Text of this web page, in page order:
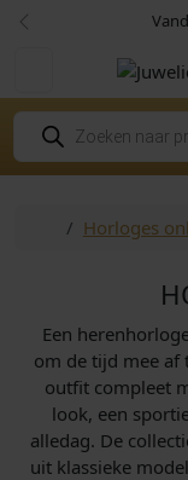
Skip to content
Skip to footer
Vorige
P
o
d
HomeHorloges
Een
om de tijd mee af
outfit compleet
look, een
alledag. De
uit klassieke